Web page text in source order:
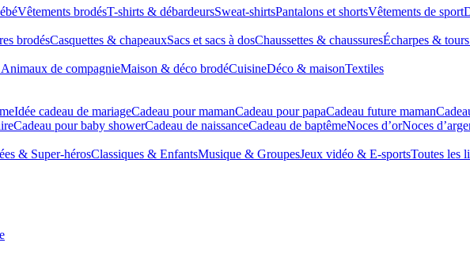
Vêtements brodésT-shirts & débardeursSweat-shirtsPantalons et shortsVêtements de sport
brodésCasquettes & chapeauxSacs et sacs à dosChaussettes & chaussuresÉcharpes &
de compagnieMaison & déco brodéCuisineDéco & maisonTextiles
Idée cadeau de mariage​Cadeau pour mamanCadeau pour papaCadeau future maman
Cadeau pour baby showerCadeau de naissanceCadeau de baptêmeNoces d’orNoces
& Super-hérosClassiques & EnfantsMusique & GroupesJeux vidéo & E-sportsToutes les